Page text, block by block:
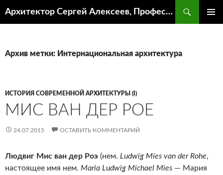
Архитектор Сергей Алексеев, Профессор кафедры ИА и АР ААИ ЮФУ
Архив метки: Интернациональная архитектура
ИСТОРИЯ СОВРЕМЕННОЙ АРХИТЕКТУРЫ (I)
МИС ВАН ДЕР РОЕ
24.07.2015 ОСТАВИТЬ КОММЕНТАРИЙ
Людвиг Мис ван дер Роэ (нем. Ludwig Mies van der Rohe,
настоящее имя нем. Maria Ludwig Michael Mies — Мария